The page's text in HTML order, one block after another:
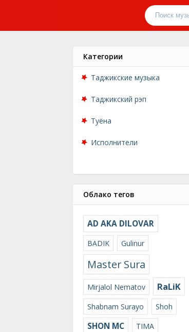
Категории
Таджикские музыка
Таджикский рэп
Туёна
Исполнители
Облако тегов
AD AKA DILOVAR
BADIK Gulinur
Master Sura
Mirjalol Nematov RaLiK
Shabnam Surayo Shoh
SHON MC
TIMA